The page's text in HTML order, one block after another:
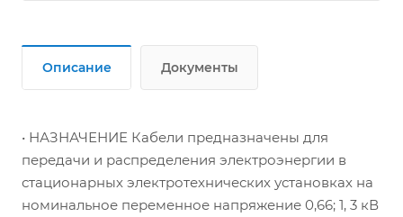
Описание Документы
• НАЗНАЧЕНИЕ Кабели предназначены для
передачи и распределения электроэнергии в
стационарных электротехнических установках на
номинальное переменное напряжение 0,66; 1, 3 кВ